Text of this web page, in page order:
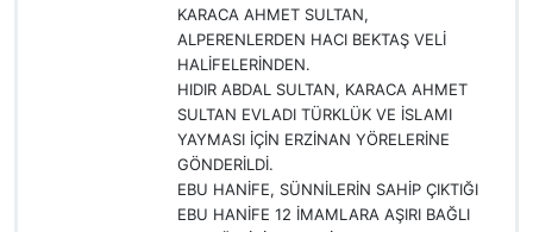
KARACA AHMET SULTAN,
ALPERENLERDEN HACI BEKTAŞ VELİ
HALİFELERİNDEN.
HIDIR ABDAL SULTAN, KARACA AHMET
SULTAN EVLADI TÜRKLÜK VE İSLAMI
YAYMASI İÇİN ERZİNAN YÖRELERİNE
GÖNDERİLDİ.
EBU HANİFE, SÜNNİLERİN SAHİP ÇIKTIĞI
EBU HANİFE 12 İMAMLARA AŞIRI BAĞLI